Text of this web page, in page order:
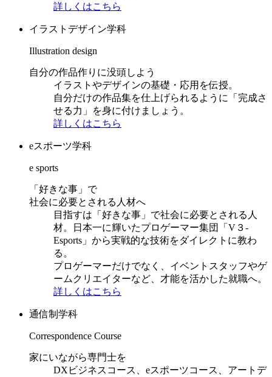
詳しくはこちら
イラストデザイン学科
Illustration design
自分の作品作りに没頭しよう
イラストやデザインの基礎・応用を伝授。
自分だけの作品集を仕上げられるように「完成さ
せる力」を身に付けましょう。
詳しくはこちら
eスポーツ学科
e sports
「好きな事」で
社会に必要とされる人材へ
目指すは「好きな事」で社会に必要とされる人
材。日本一に輝いたプロゲーマー集団「V３-
Esports」から実戦的な技術をダイレクトに教わ
る。
プロゲーマーだけでなく、イベントスタッフやゲ
ームクリエイターなど、才能を活かした就職へ。
詳しくはこちら
通信制学科
Correspondence Course
家にいながら専門士を
DXビジネスコース、eスポーツコース、アートデ